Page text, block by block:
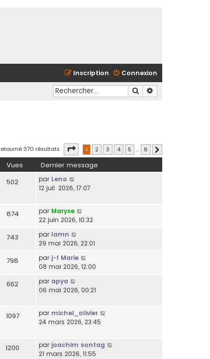
Connexion
Inscription
Rechercher
370 résultats Page sur 8
1 2 3 4 5 … 8
Vues Dernier message
502 par Leno
12 juil. 2026, 17:07
874 par Maryse
22 juin 2026, 10:32
743 par lamn
29 mai 2026, 22:01
798 par j-f Marie
08 mai 2026, 12:00
662 par apya
06 mai 2026, 00:21
1097 par michel_olivier
24 mars 2026, 23:45
1200 par joachim sontag
21 mars 2026, 11:55